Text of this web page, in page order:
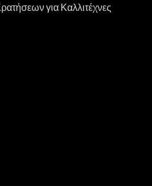
για Καλλιτέχνες